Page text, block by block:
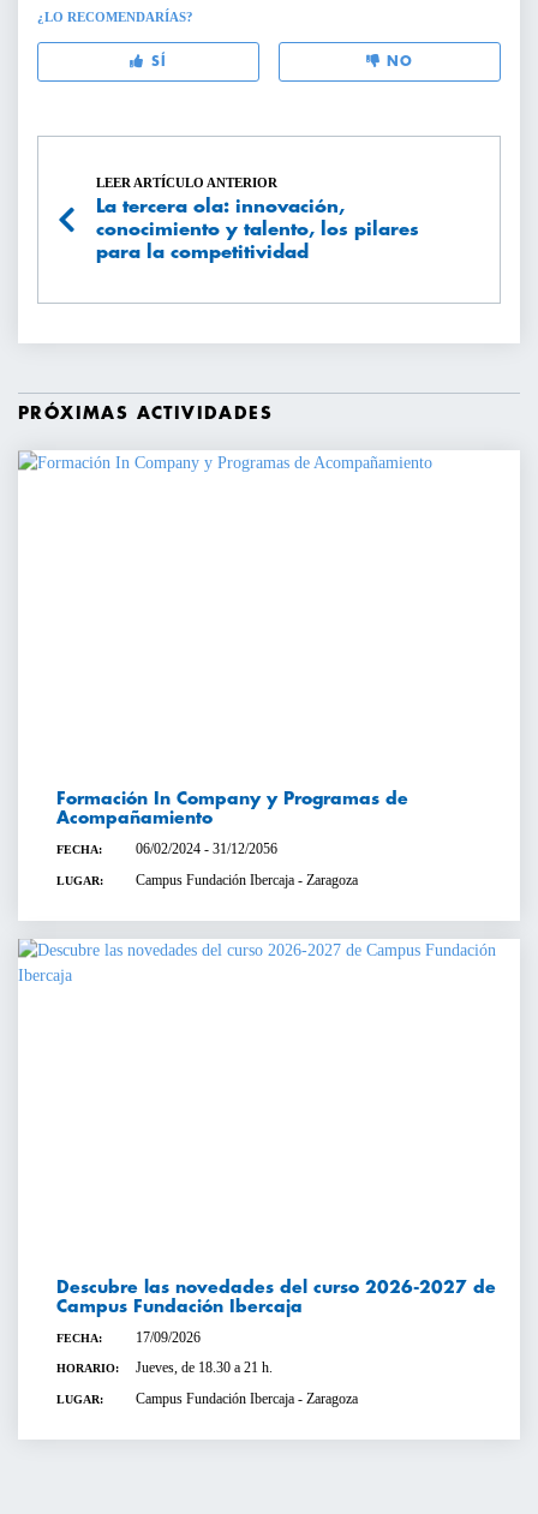
¿LO RECOMENDARÍAS?
SÍ NO
LEER ARTÍCULO ANTERIOR
La tercera ola: innovación,
conocimiento y talento, los pilares
para la competitividad
PRÓXIMAS ACTIVIDADES
Formación In Company y Programas de
Acompañamiento
FECHA: 06/02/2024 - 31/12/2056
LUGAR: Campus Fundación Ibercaja - Zaragoza
Descubre las novedades del curso 2026-2027 de
Campus Fundación Ibercaja
FECHA: 17/09/2026
HORARIO: Jueves, de 18.30 a 21 h.
LUGAR: Campus Fundación Ibercaja - Zaragoza